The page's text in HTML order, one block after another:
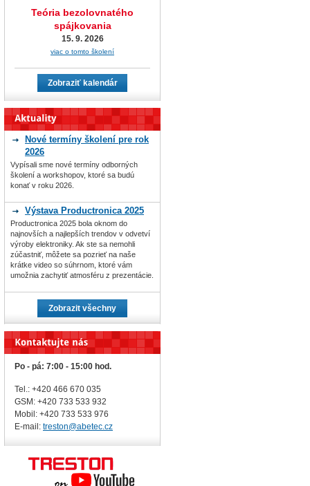
Teória bezolovnatého
spájkovania
15. 9. 2026
viac o tomto školení
Zobraziť kalendár
Nové termíny školení pre rok
2026
Vypísali sme nové termíny odborných
školení a workshopov, ktoré sa budú
konať v roku 2026.
Výstava Productronica 2025
Productronica 2025 bola oknom do
najnovších a najlepších trendov v odvetví
výroby elektroniky. Ak ste sa nemohli
zúčastniť, môžete sa pozrieť na naše
krátke video so súhrnom, ktoré vám
umožnia zachytiť atmosféru z prezentácie.
Zobrazit všechny
Po - pá: 7:00 - 15:00 hod.
Tel.: +420 466 670 035
GSM: +420 733 533 932
Mobil: +420 733 533 976
E-mail: treston@abetec.cz